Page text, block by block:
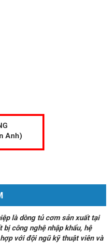
Anh)
là dòng tủ cơm sản xuất tại
công nghệ nhập khẩu, hệ
với đội ngũ kỹ thuật viên và